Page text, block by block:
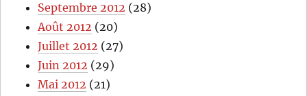
Septembre 2012 (28)
Août 2012 (20)
Juillet 2012 (27)
Juin 2012 (29)
Mai 2012 (21)